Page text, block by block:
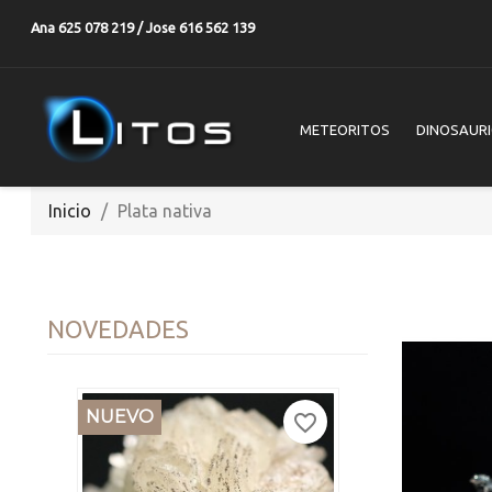
Ana 625 078 219 / Jose 616 562 139
METEORITOS
Inicio Plata nativa
NOVEDADES
NUEVO favorite_border